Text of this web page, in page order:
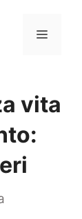
Menu
vita